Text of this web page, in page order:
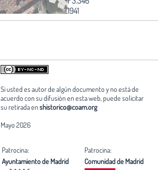
1941
Si usted es autor de algún documento y no está de
acuerdo con su difusión en esta web, puede solicitar
su retirada enshistorico@coam.org
Mayo 2026
Patrocina:
Ayuntamiento de Madrid
Patrocina:
Comunidad de Madrid